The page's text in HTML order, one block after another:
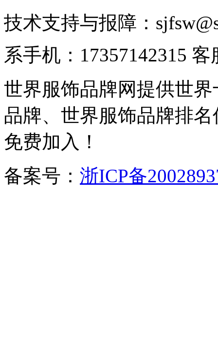
技术支持与报障：
系手机：17357142315 客
世界服饰品牌网提供世
品牌、世界服饰品牌排
免费加入！
备案号： 浙ICP备